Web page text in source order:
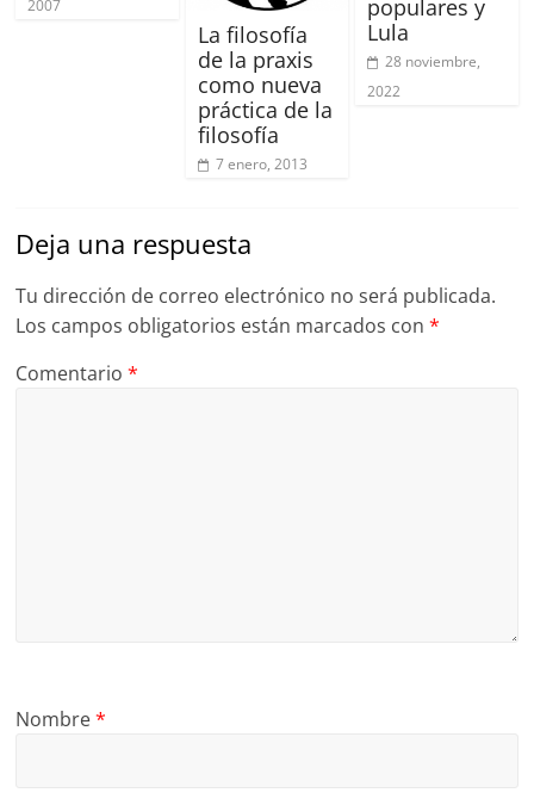
2007
La filosofía
de la praxis
como nueva
práctica de la
filosofía
7 enero, 2013
populares y
Lula
28 noviembre,
2022
Deja una respuesta
Tu dirección de correo electrónico no será publicada.
Los campos obligatorios están marcados con*
Comentario*
Nombre*